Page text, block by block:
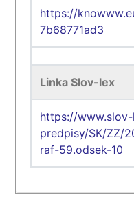
https://
7b68771ad3
Linka Slov-lex
https://
predpisy/SK/ZZ/
raf-59.odsek-10